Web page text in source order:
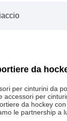
da
per cinturini da
per
da hockey
le partnership a